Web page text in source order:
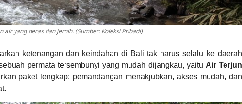
yang deras dan jernih. (Sumber: Koleksi Pribadi)
ketenangan dan keindahan di Bali tak harus selalu ke daerah
permata tersembunyi yang mudah dijangkau, yaitu Air Terjun
paket lengkap: pemandangan menakjubkan, akses mudah, dan